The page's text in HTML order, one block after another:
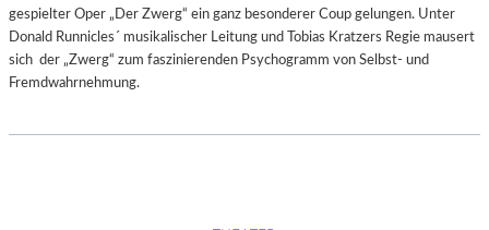
gespielter Oper „Der Zwerg“ ein ganz besonderer Coup gelungen. Unter
Donald Runnicles´ musikalischer Leitung und Tobias Kratzers Regie mausert
sich der „Zwerg“ zum faszinierenden Psychogramm von Selbst- und
Fremdwahrnehmung.